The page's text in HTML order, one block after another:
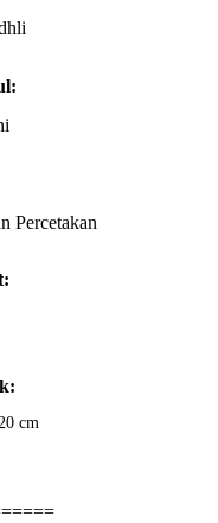
Percetakan
0 cm